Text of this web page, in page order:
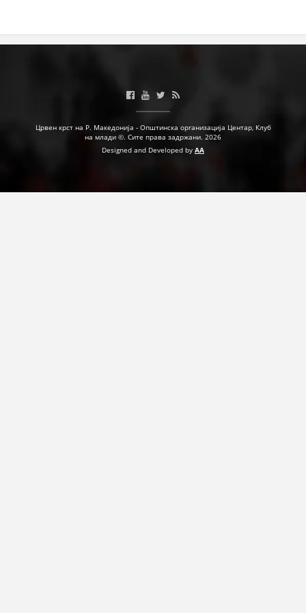
ПРИРАЧНИЦИ
ЕДУКАТИВНО ИНФОРМАТИВНИ МАТЕРИЈАЛИ
ПОСТЕРИ
Црвен крст на Р. Македонија - Општинска организација Центар, Клуб
на млади ©. Сите права задржани. 2026
Designed and Developed by AA